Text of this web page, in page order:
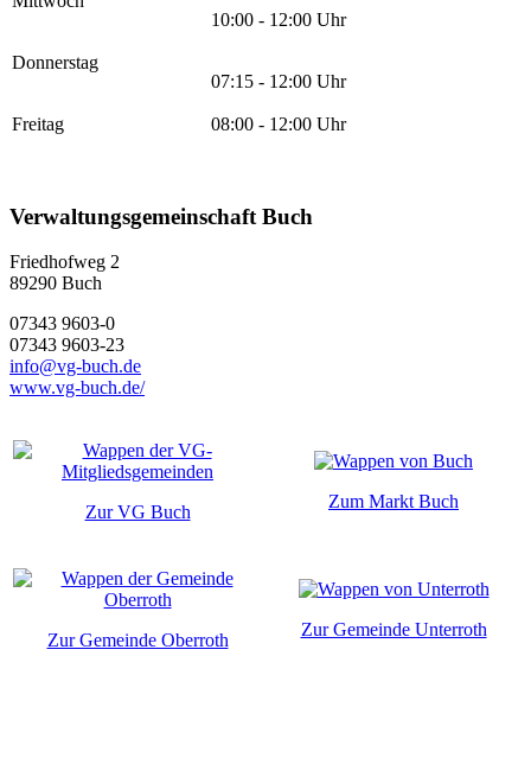
10:00 - 12:00 Uhr
Donnerstag
07:15 - 12:00 Uhr
Freitag 08:00 - 12:00 Uhr
Verwaltungsgemeinschaft Buch
Friedhofweg 2
89290 Buch
07343 9603-0
07343 9603-23
info@vg-buch.de
www.vg-buch.de/
Zur VG Buch
Zum Markt Buch
Zur Gemeinde Oberroth
Zur Gemeinde Unterroth